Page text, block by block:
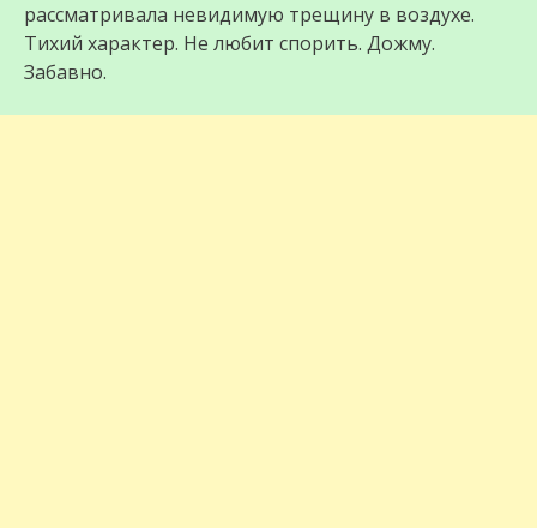
рассматривала невидимую трещину в воздухе.
Тихий характер. Не любит спорить. Дожму.
Забавно.